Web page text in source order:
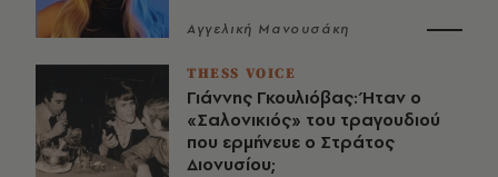
Αγγελική Μανουσάκη
THESS VOICE
Γιάννης Γκουλιόβας: Ήταν ο
«Σαλονικιός» του τραγουδιού
που ερμήνευε ο Στράτος
Διονυσίου;